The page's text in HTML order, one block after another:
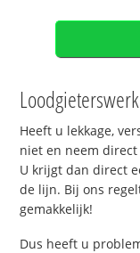
Heeft u lekkage,
niet en neem direct
U krijgt dan direct
de lijn. Bij ons
gemakkelijk!
Dus heeft u